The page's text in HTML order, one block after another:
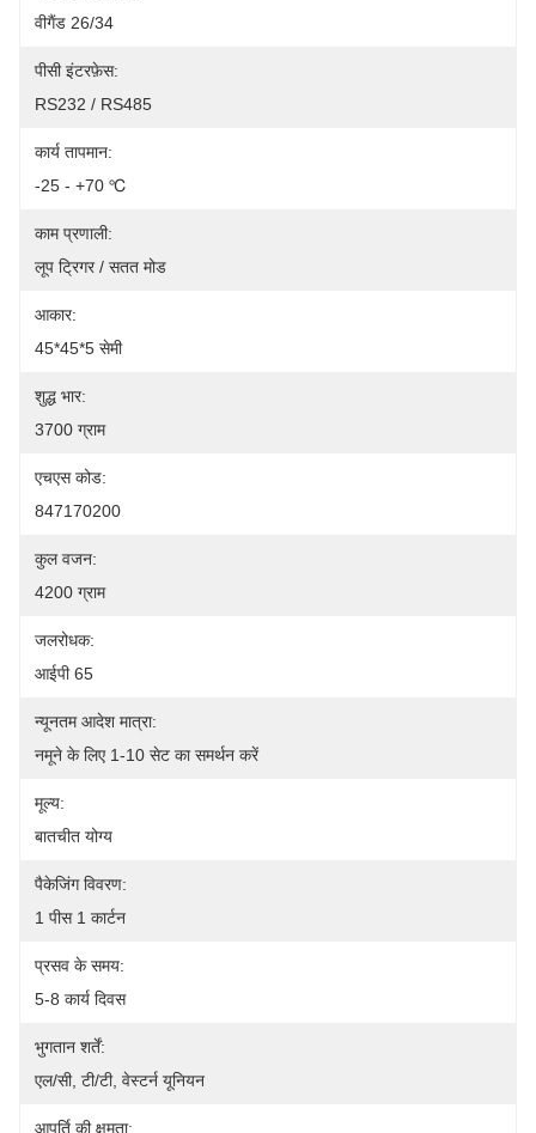
वीगैंड 26/34
पीसी इंटरफ़ेस:
RS232 / RS485
कार्य तापमान:
-25 - +70 ℃
काम प्रणाली:
लूप ट्रिगर / सतत मोड
आकार:
45*45*5 सेमी
शुद्ध भार:
3700 ग्राम
एचएस कोड:
847170200
कुल वजन:
4200 ग्राम
जलरोधक:
आईपी 65
न्यूनतम आदेश मात्रा:
नमूने के लिए 1-10 सेट का समर्थन करें
मूल्य:
बातचीत योग्य
पैकेजिंग विवरण:
1 पीस 1 कार्टन
प्रसव के समय:
5-8 कार्य दिवस
भुगतान शर्तें:
एल/सी, टी/टी, वेस्टर्न यूनियन
आपूर्ति की क्षमता: